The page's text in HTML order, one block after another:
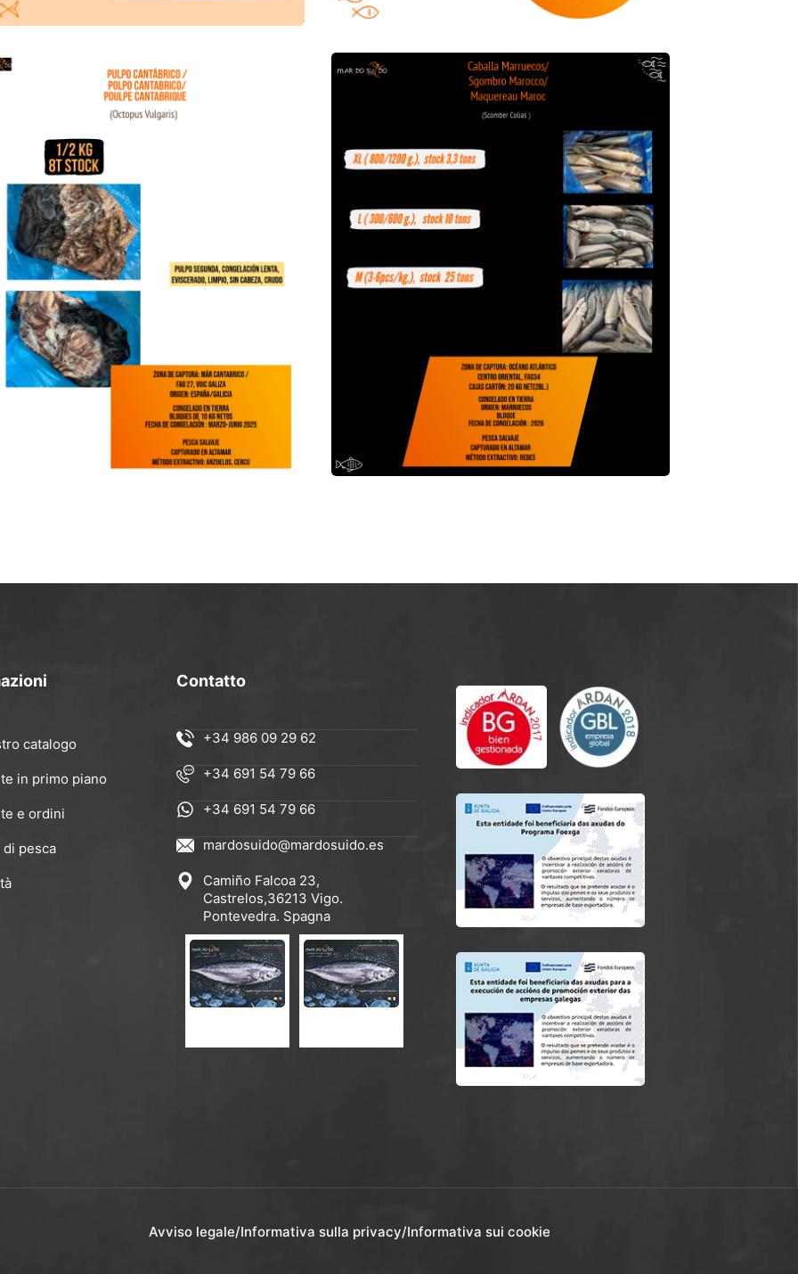
di Polpo Cantabrico Offerta di Sgombro Marocco
catalogo
in primo piano
e ordini
di pesca
Contatto
+34 986 09 29 62
+34 691 54 79 66
+34 691 54 79 66
mardosuido@mardosuido.es
Camiño Falcoa 23,
Castrelos,36213 Vigo.
Pontevedra. Spagna
Avviso legale/Informativa sulla privacy/Informativa sui cookie